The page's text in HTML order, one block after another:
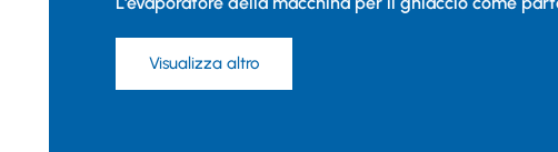
Visualizza altro